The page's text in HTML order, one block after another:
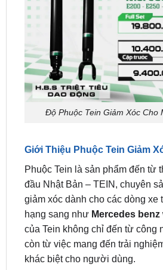
Độ Phuộc Tein Giảm Xóc Cho
Giới Thiệu Phuộc Tein Giảm
đầu Nhật Bản – TEIN, chuyên
giảm xóc dành cho các dòng xe
hạng sang như Mercedes benz
của Tein không chỉ đến từ công
còn từ việc mang đến trải
khác biệt cho người dùng.
Ưu Điểm Của Phuộc Tein